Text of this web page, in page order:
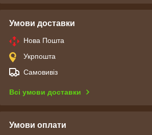
Умови доставки
Нова Пошта
Укрпошта
Самовивіз
Всі умови доставки
Умови оплати